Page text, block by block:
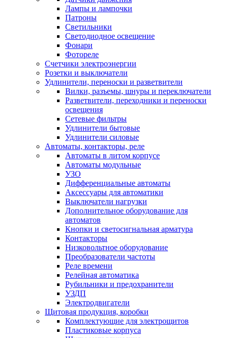
Лампы и лампочки
Патроны
Светильники
Светодиодное освещение
Фонари
Фотореле
Счетчики электроэнергии
Розетки и выключатели
Удлинители, переноски и разветвители
Вилки, разъемы, шнуры и переключатели
Разветвители, переходники и переноски
освещения
Сетевые фильтры
Удлинители бытовые
Удлинители силовые
Автоматы, контакторы, реле
Автоматы в литом корпусе
Автоматы модульные
УЗО
Дифференциальные автоматы
Аксессуары для автоматики
Выключатели нагрузки
Дополнительное оборудование для
автоматов
Кнопки и светосигнальная арматура
Контакторы
Низковольтное оборудование
Преобразователи частоты
Реле времени
Релейная автоматика
Рубильники и предохранители
УЗДП
Электродвигатели
Щитовая продукция, коробки
Комплектующие для электрощитов
Пластиковые корпуса